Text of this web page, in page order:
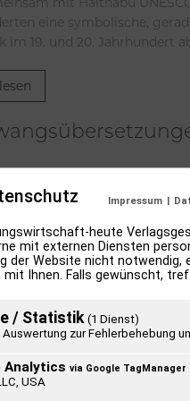
eine symbolische,
im 19. und 20. Jahrhundert
2020 stellte die dänische
Dabei war auch ein
wenn es um Predigten in
nimmt dazu Stellung.
Impressum |
heute
mit externen Diensten
der Website nicht notwendig,
Ihnen. Falls gewünscht,
/ Statistik (1 Dienst)
Auswertung zur Fehlerbehebung
Analytics via Google TagManager
USA